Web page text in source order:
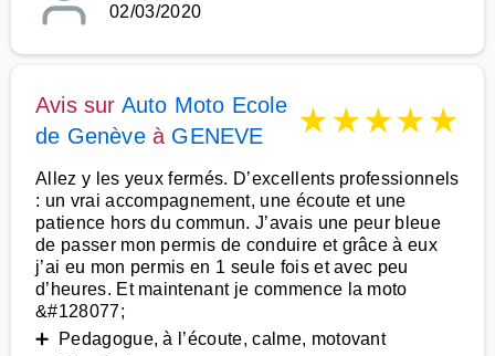
02/03/2020
Avis sur Auto Moto Ecole
de Genèveà GENEVE ★★★★★
Allez y les yeux fermés. D’excellents professionnels
: un vrai accompagnement, une écoute et une
patience hors du commun. J’avais une peur bleue
de passer mon permis de conduire et grâce à eux
j’ai eu mon permis en 1 seule fois et avec peu
d’heures. Et maintenant je commence la moto
&#128077;
➕ Pedagogue, à l’écoute, calme, motovant